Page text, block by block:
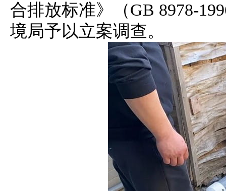
合排放标准》（GB 8978-
境局予以立案调查。